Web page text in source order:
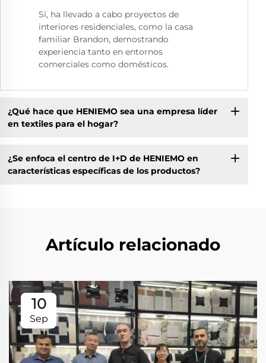
Sí, ha llevado a cabo proyectos de
interiores residenciales, como la casa
familiar Brandon, demostrando
experiencia tanto en entornos
comerciales como domésticos.
¿Qué hace que HENIEMO sea una empresa líder
en textiles para el hogar?
¿Se enfoca el centro de I+D de HENIEMO en
características específicas de los productos?
Artículo relacionado
10
Sep